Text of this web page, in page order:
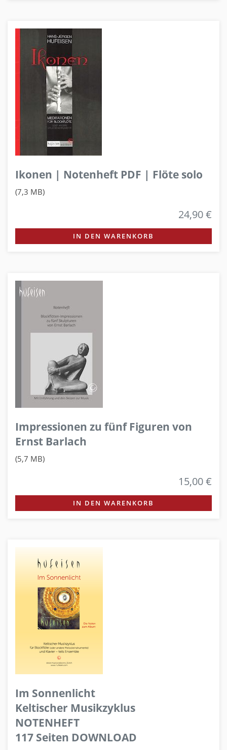
Ikonen | Notenheft PDF | Flöte solo
(7,3 MB)
24,90 €
IN DEN WARENKORB
Impressionen zu fünf Figuren von
Ernst Barlach
(5,7 MB)
15,00 €
IN DEN WARENKORB
Im Sonnenlicht
Keltischer Musikzyklus
NOTENHEFT
117 Seiten DOWNLOAD